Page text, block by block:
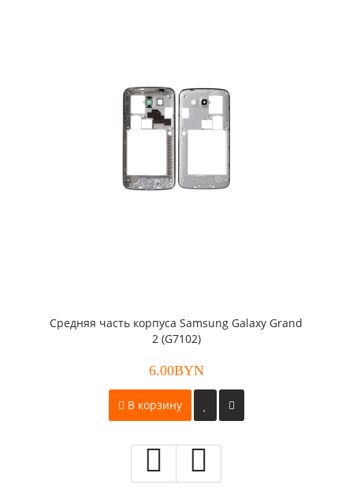
Средняя часть корпуса Samsung Galaxy Grand
2 (G7102)
6.00BYN
В корзину